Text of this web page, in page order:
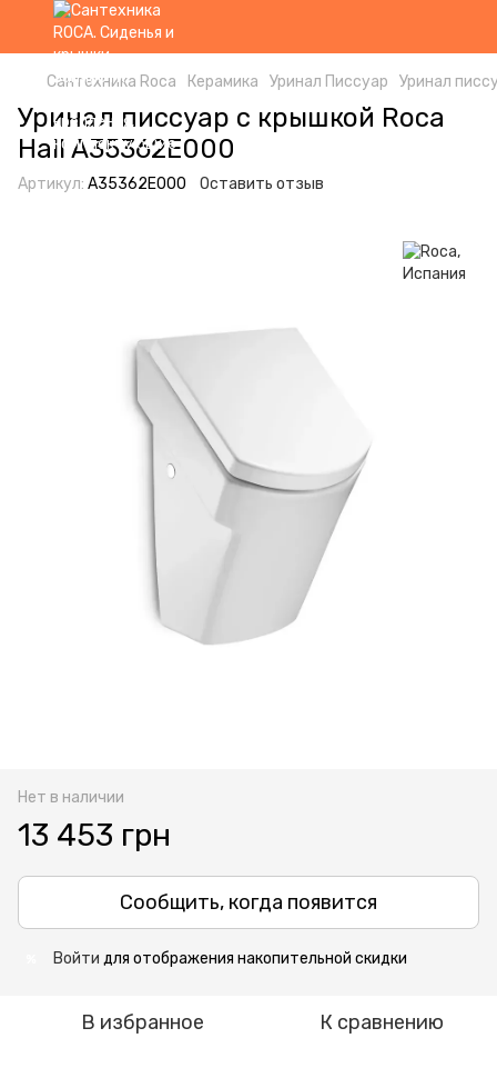
Сантехника Roca Керамика Уринал Писсуар Уринал
Уринал писсуар с крышкой Roca
Hall A35362E000
Артикул: A35362E000 Оставить отзыв
Нет в наличии
13 453 грн
Сообщить, когда появится
Войти для отображения накопительной скидки
В избранное К сравнению